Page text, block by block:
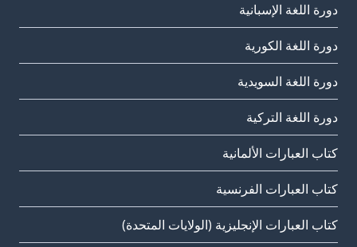
دورة اللغة الإسبانية
دورة اللغة الكورية
دورة اللغة السويدية
دورة اللغة التركية
كتاب العبارات الألمانية
كتاب العبارات الفرنسية
كتاب العبارات الإنجليزية (الولايات المتحدة)